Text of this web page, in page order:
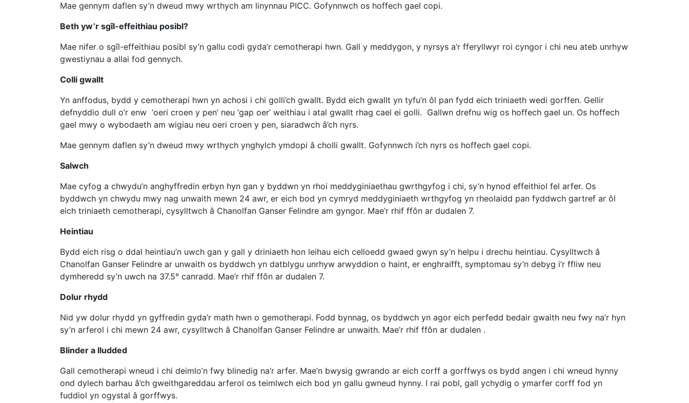
Mae gennym daflen sy’n dweud mwy wrthych am linynnau PICC. Gofynnwch os hoffech gael copi.
Beth yw’r sgîl-effeithiau posibl?
Mae nifer o sgîl-effeithiau posibl sy’n gallu codi gyda’r cemotherapi hwn. Gall y meddygon, y nyrsys a’r fferyllwyr roi cyngor i chi neu ateb unrhyw
gwestiynau a allai fod gennych.
Colli gwallt
Yn anffodus, bydd y cemotherapi hwn yn achosi i chi golli’ch gwallt. Bydd eich gwallt yn tyfu’n ôl pan fydd eich triniaeth wedi gorffen. Gellir
defnyddio dull o’r enw ‘oeri croen y pen’ neu ‘gap oer’ weithiau i atal gwallt rhag cael ei golli. Gallwn drefnu wig os hoffech gael un. Os hoffech
gael mwy o wybodaeth am wigiau neu oeri croen y pen, siaradwch â’ch nyrs.
Mae gennym daflen sy’n dweud mwy wrthych ynghylch ymdopi â cholli gwallt. Gofynnwch i’ch nyrs os hoffech gael copi.
Salwch
Mae cyfog a chwydu’n anghyffredin erbyn hyn gan y byddwn yn rhoi meddyginiaethau gwrthgyfog i chi, sy’n hynod effeithiol fel arfer. Os
byddwch yn chwydu mwy nag unwaith mewn 24 awr, er eich bod yn cymryd meddyginiaeth wrthgyfog yn rheolaidd pan fyddwch gartref ar ôl
eich triniaeth cemotherapi, cysylltwch â Chanolfan Ganser Felindre am gyngor. Mae’r rhif ffôn ar dudalen 7.
Heintiau
Bydd eich risg o ddal heintiau’n uwch gan y gall y driniaeth hon leihau eich celloedd gwaed gwyn sy’n helpu i drechu heintiau. Cysylltwch â
Chanolfan Ganser Felindre ar unwaith os byddwch yn datblygu unrhyw arwyddion o haint, er enghraifft, symptomau sy’n debyg i’r ffliw neu
dymheredd sy’n uwch na 37.5° canradd. Mae’r rhif ffôn ar dudalen 7.
Dolur rhydd
Nid yw dolur rhydd yn gyffredin gyda’r math hwn o gemotherapi. Fodd bynnag, os byddwch yn agor eich perfedd bedair gwaith neu fwy na’r hyn
sy’n arferol i chi mewn 24 awr, cysylltwch â Chanolfan Ganser Felindre ar unwaith. Mae’r rhif ffôn ar dudalen .
Blinder a lludded
Gall cemotherapi wneud i chi deimlo’n fwy blinedig na’r arfer. Mae’n bwysig gwrando ar eich corff a gorffwys os bydd angen i chi wneud hynny
ond dylech barhau â’ch gweithgareddau arferol os teimlwch eich bod yn gallu gwneud hynny. I rai pobl, gall ychydig o ymarfer corff fod yn
fuddiol yn ogystal â gorffwys.